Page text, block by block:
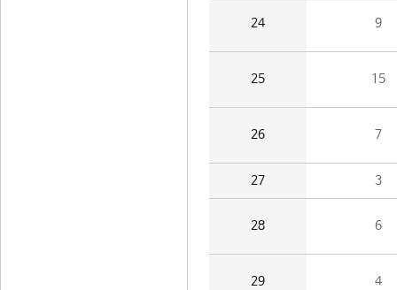
24 9
25 15
26 7
27 3
28 6
29 4